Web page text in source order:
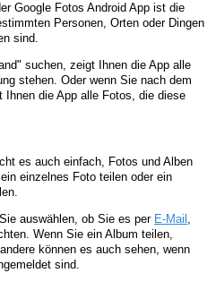
Google Fotos Android App ist die
Personen, Orten oder Dingen
sind.
suchen, zeigt Ihnen die App alle
stehen. Oder wenn Sie nach dem
Ihnen die App alle Fotos, die diese
es auch einfach, Fotos und Alben
einzelnes Foto teilen oder ein
auswählen, ob Sie es per E-Mail
Wenn Sie ein Album teilen,
können es auch sehen, wenn
sind.